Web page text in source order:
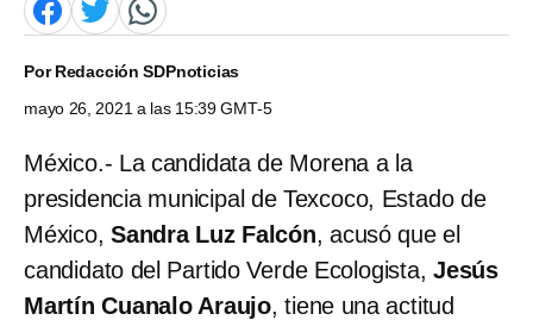
PorRedacción SDPnoticias
mayo 26, 2021 a las 15:39 GMT-5
México.- La candidata de Morena a la
presidencia municipal de Texcoco, Estado de
México, Sandra Luz Falcón, acusó que el
candidato del Partido Verde Ecologista, Jesús
Martín Cuanalo Araujo, tiene una actitud